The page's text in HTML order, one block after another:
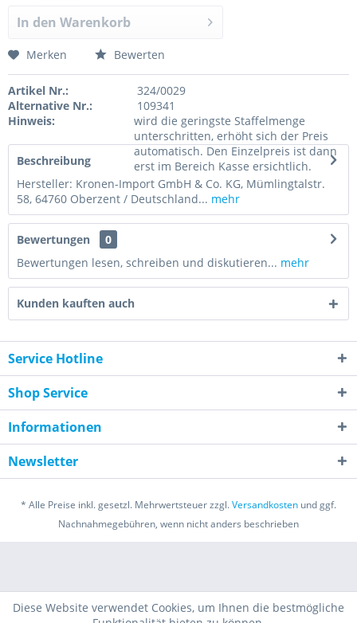
In den Warenkorb
Merken Bewerten
Artikel Nr.:
324/0029
Alternative Nr.:
109341
Hinweis:
wird die geringste Staffelmenge
unterschritten, erhöht sich der Preis
automatisch. Den Einzelpreis ist dann
erst im Bereich Kasse ersichtlich.
Beschreibung
Hersteller: Kronen-Import GmbH & Co. KG, Mümlingtalstr.
58, 64760 Oberzent / Deutschland... mehr
Bewertungen
0
Bewertungen lesen, schreiben und diskutieren... mehr
Kunden kauften auch
Service Hotline
Shop Service
Informationen
Newsletter
* Alle Preise inkl. gesetzl. Mehrwertsteuer zzgl.Versandkosten und ggf.
Nachnahmegebühren, wenn nicht anders beschrieben
Diese Website verwendet Cookies, um Ihnen die bestmögliche